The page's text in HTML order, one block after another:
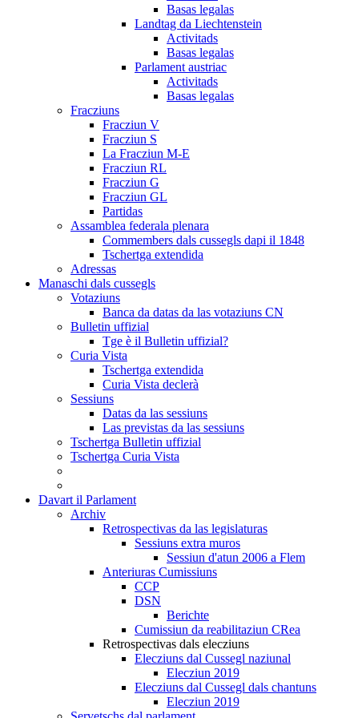
Basas legalas
Landtag da Liechtenstein
Activitads
Basas legalas
Parlament austriac
Activitads
Basas legalas
Fracziuns
Fracziun V
Fracziun S
La Fracziun M-E
Fracziun RL
Fracziun G
Fracziun GL
Partidas
Assamblea federala plenara
Commembers dals cussegls dapi il 1848
Tschertga extendida
Adressas
Manaschi dals cussegls
Votaziuns
Banca da datas da las votaziuns CN
Bulletin uffizial
Tge è il Bulletin uffizial?
Curia Vista
Tschertga extendida
Curia Vista declerà
Sessiuns
Datas da las sessiuns
Las previstas da las sessiuns
Tschertga Bulletin uffizial
Tschertga Curia Vista
Davart il Parlament
Archiv
Retrospectivas da las legislaturas
Sessiuns extra muros
Sessiun d'atun 2006 a Flem
Anteriuras Cumissiuns
CCP
DSN
Berichte
Cumissiun da reabilitaziun CRea
Retrospectivas dals elecziuns
Elecziuns dal Cussegl naziunal
Elecziun 2019
Elecziuns dal Cussegl dals chantuns
Elecziun 2019